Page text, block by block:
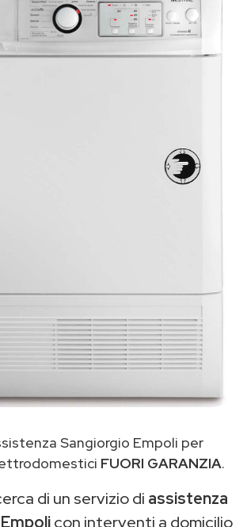
Sangiorgio Empoli per
FUORI GARANZIA.
di un servizio di assistenza
con interventi a domicilio